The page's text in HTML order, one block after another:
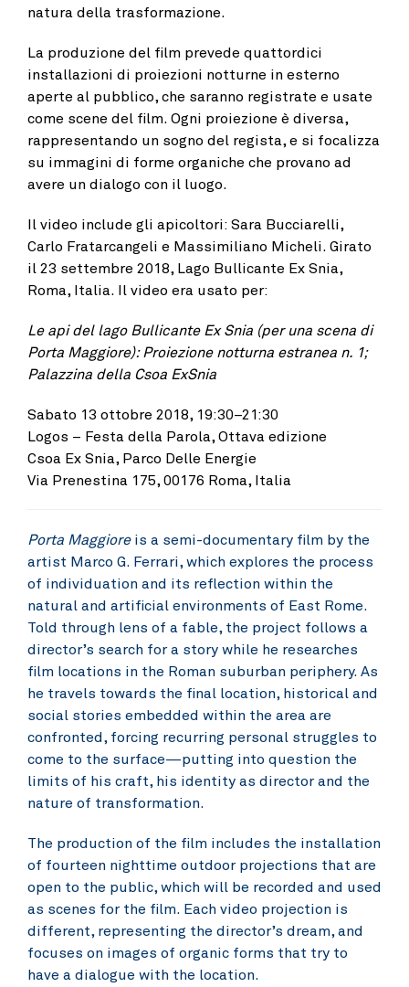
natura della trasformazione.
La produzione del film prevede quattordici
installazioni di proiezioni notturne in esterno
aperte al pubblico, che saranno registrate e usate
come scene del film. Ogni proiezione è diversa,
rappresentando un sogno del regista, e si focalizza
su immagini di forme organiche che provano ad
avere un dialogo con il luogo.
Il video include gli apicoltori: Sara Bucciarelli,
Carlo Fratarcangeli e Massimiliano Micheli. Girato
il 23 settembre 2018, Lago Bullicante Ex Snia,
Roma, Italia. Il video era usato per:
Le api del lago Bullicante Ex Snia (per una scena di
Porta Maggiore): Proiezione notturna estranea n. 1;
Palazzina della Csoa ExSnia
Sabato 13 ottobre 2018, 19:30–21:30
Logos – Festa della Parola, Ottava edizione
Csoa Ex Snia, Parco Delle Energie
Via Prenestina 175, 00176 Roma, Italia
Porta Maggioreis a semi-documentary film by the
artist Marco G. Ferrari, which explores the process
of individuation and its reflection within the
natural and artificial environments of East Rome.
Told through lens of a fable, the project follows a
director’s search for a story while he researches
film locations in the Roman suburban periphery. As
he travels towards the final location, historical and
social stories embedded within the area are
confronted, forcing recurring personal struggles to
come to the surface—putting into question the
limits of his craft, his identity as director and the
nature of transformation.
The production of the film includes the installation
of fourteen nighttime outdoor projections that are
open to the public, which will be recorded and used
as scenes for the film. Each video projection is
different, representing the director’s dream, and
focuses on images of organic forms that try to
have a dialogue with the location.